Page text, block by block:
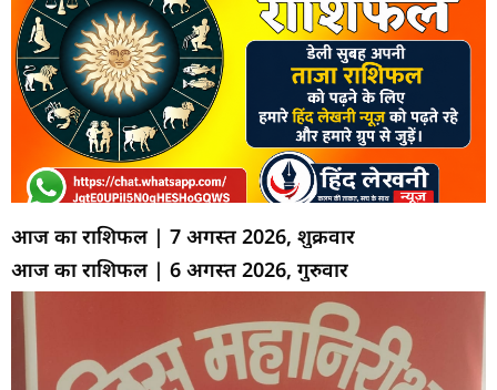
आज का राशिफल | 7 अगस्त 2026, शुक्रवार
आज का राशिफल | 6 अगस्त 2026, गुरुवार